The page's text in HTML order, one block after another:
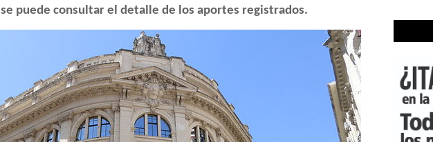
se puede consultar el detalle de los aportes registrados.